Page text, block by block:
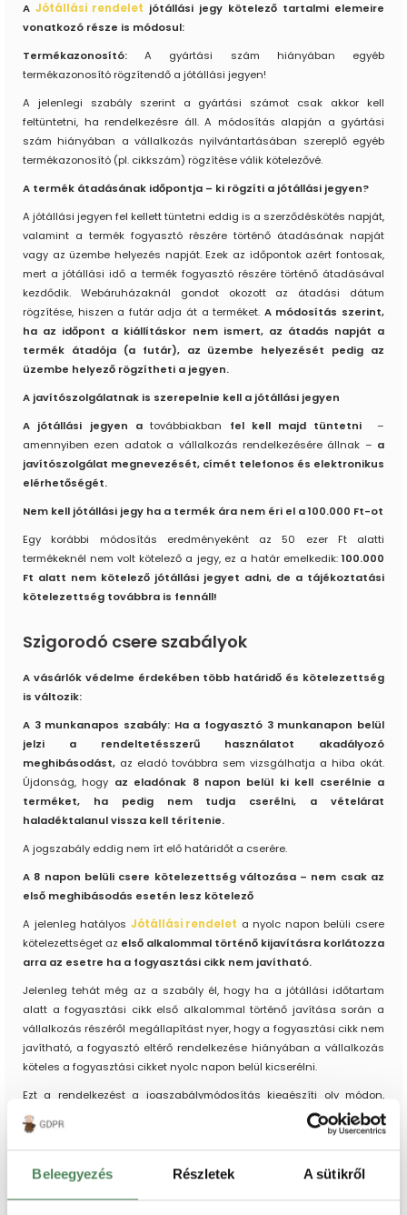
Beleegyezés Részletek A sütikről
A Jótállási rendelet jótállási jegy kötelező tartalmi elemeire
vonatkozó része is módosul:
Termékazonosító:A gyártási szám hiányában egyéb
termékazonosító rögzítendő a jótállási jegyen!
A jelenlegi szabály szerint a gyártási számot csak akkor kell
feltüntetni, ha rendelkezésre áll. A módosítás alapján a gyártási
szám hiányában a vállalkozás nyilvántartásában szereplő egyéb
termékazonosító (pl. cikkszám) rögzítése válik kötelezővé.
A termék átadásának időpontja – ki rögzíti a jótállási jegyen?
A jótállási jegyen fel kellett tüntetni eddig is a szerződéskötés napját,
valamint a termék fogyasztó részére történő átadásának napját
vagy az üzembe helyezés napját. Ezek az időpontok azért fontosak,
mert a jótállási idő a termék fogyasztó részére történő átadásával
kezdődik.
Webáruházaknál gondot okozott az átadási dátum
rögzítése, hiszen a futár adja át a terméket. A módosítás szerint,
ha az időpont a kiállításkor nem ismert, az átadás napját a
termék átadója (a futár), az üzembe helyezését pedig az
üzembe helyező rögzítheti a jegyen.
A javítószolgálatnak is szerepelnie kell a jótállási jegyen
A jótállási jegyen atovábbiakban fel kell majd tüntetni
–
amennyiben ezen adatok a vállalkozás rendelkezésére állnak – a
javítószolgálat megnevezését, címét telefonos és elektronikus
elérhetőségét.
Nem kell jótállási jegy ha a termék ára nem éri el a 100.000 Ft-ot
Egy korábbi módosítás eredményeként az 50 ezer Ft alatti
termékeknél nem volt kötelező a jegy, ez a határ emelkedik:100.000
Ft alatt nem kötelező jótállási jegyet adni, de a tájékoztatási
kötelezettség továbbra is fennáll!
Szigorodó csere szabályok
A vásárlók védelme érdekében több határidő és kötelezettség
is változik:
A 3 munkanapos szabály: Ha a fogyasztó 3 munkanapon belül
jelzi a rendeltetésszerű használatot akadályozó
meghibásodást, az eladó továbbra sem vizsgálhatja a hiba okát.
Újdonság, hogy az eladónak 8 napon belül ki kell cserélnie a
terméket, ha pedig nem tudja cserélni, a vételárat
haladéktalanul vissza kell térítenie.
A jogszabály eddig nem írt elő határidőt a cserére.
A 8 napon belüli csere kötelezettség változása – nem csak az
első meghibásodás esetén lesz kötelező
A jelenleg hatályos Jótállási rendelet a nyolc napon belüli csere
kötelezettséget az első alkalommal történő kijavításra korlátozza
arra az esetre ha a fogyasztási cikk nem javítható.
Jelenleg tehát még az a szabály él, hogy ha a jótállási időtartam
alatt a fogyasztási cikk első alkalommal történő javítása során a
vállalkozás részéről megállapítást nyer, hogy a fogyasztási cikk nem
javítható, a fogyasztó eltérő rendelkezése hiányában a vállalkozás
köteles a fogyasztási cikket nyolc napon belül kicserélni.
Ezt a rendelkezést a jogszabálymódosítás kiegészíti oly módon,
hogy nemcsak az első alkalommal történő kijavítás során, hanem a
jótállási idő alatt jelentkező nem első meghibásodásokra is
vonatkozik a 8 napon belüli cserekötelezettség ha a termék
nem javítható.
Összefoglalva: Ha egy termék nem javítható, akkor a jótállási